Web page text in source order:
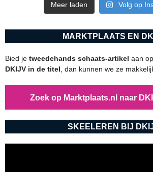
Meer laden Volg op
MARKTPLAATS EN
Bied je tweedehands schaats-artikel aan
DKIJV in de titel , dan kunnen we ze
Zoek op Marktplaats.nl naar
SKEELEREN BIJ